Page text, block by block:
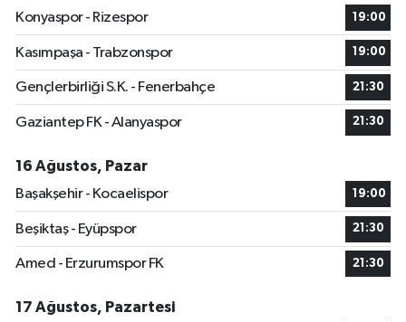
Konyaspor - Rizespor
19:00
Kasımpaşa - Trabzonspor 19:00
Gençlerbirliği S.K. - Fenerbahçe 21:30
Gaziantep FK - Alanyaspor 21:30
16 Ağustos, Pazar
Başakşehir - Kocaelispor
19:00
Beşiktaş - Eyüpspor 21:30
Amed - Erzurumspor FK 21:30
17 Ağustos, Pazartesi